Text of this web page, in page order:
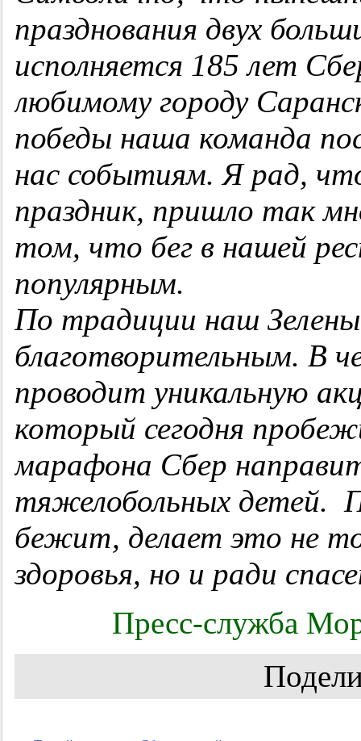
празднования двух
исполняется 185 лет
любимому городу
победы наша команда
нас событиям. Я рад,
праздник, пришло так
том, что бег в нашей
популярным.
По традиции наш
благотворительным. В
проводит уникальную
который сегодня
марафона Сбер
тяжелобольных детей.
бежит, делает это не
здоровья, но и ради
Пресс-служба